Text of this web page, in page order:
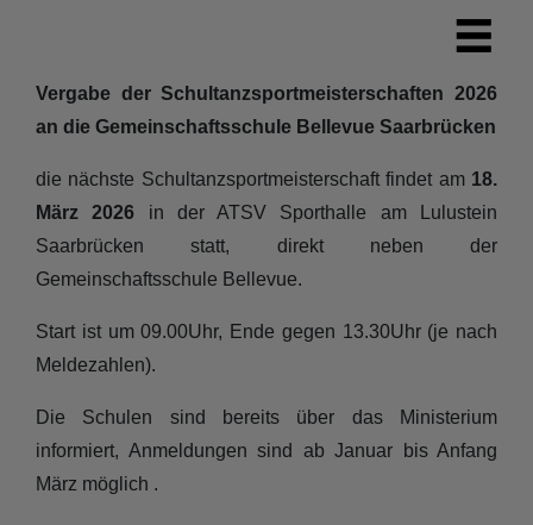
Vergabe der Schultanzsportmeisterschaften 2026
an die Gemeinschaftsschule Bellevue Saarbrücken
die nächste Schultanzsportmeisterschaft findet am 18.
März 2026 in der ATSV Sporthalle am Lulustein
Saarbrücken statt, direkt neben der
Gemeinschaftsschule Bellevue.
Start ist um 09.00Uhr, Ende gegen 13.30Uhr (je nach
Meldezahlen).
Die Schulen sind bereits über das Ministerium
informiert, Anmeldungen sind ab Januar bis Anfang
März möglich .